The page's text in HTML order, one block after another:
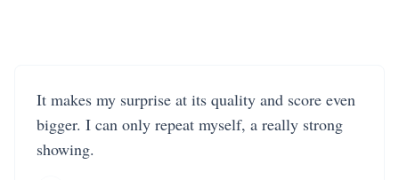
It makes my surprise at its quality and score even
bigger. I can only repeat myself, a really strong
showing.